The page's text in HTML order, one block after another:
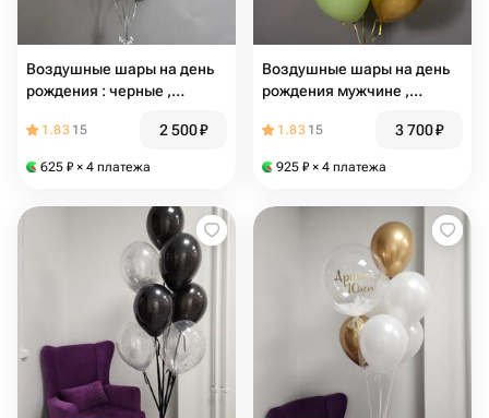
Воздушные шары на день
рождения : черные ,
1.83 15 2 500₽
625 ₽ × 4 платежа
Воздушные шары на день
рождения мужчине ,
зелёные , золотые , доллар
1.83 15 3 700₽
925 ₽ × 4 платежа